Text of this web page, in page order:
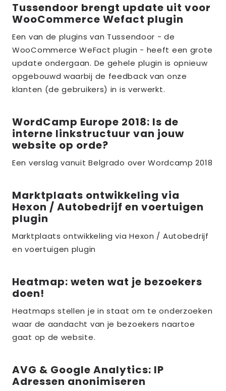
Lees
meer
over
the_title;
Tussendoor brengt update uit voor
WooCommerce Wefact plugin
Een van de plugins van Tussendoor - de
WooCommerce WeFact plugin - heeft een grote
update ondergaan. De gehele plugin is opnieuw
opgebouwd waarbij de feedback van onze
klanten (de gebruikers) in is verwerkt.
Lees
meer
over
the_title;
WordCamp Europe 2018: Is de
interne linkstructuur van jouw
website op orde?
Een verslag vanuit Belgrado over Wordcamp 2018
Lees
meer
over
the_title;
Marktplaats ontwikkeling via
Hexon / Autobedrijf en voertuigen
plugin
Marktplaats ontwikkeling via Hexon / Autobedrijf
en voertuigen plugin
Lees
meer
over
the_title;
Heatmap: weten wat je bezoekers
doen!
Heatmaps stellen je in staat om te onderzoeken
waar de aandacht van je bezoekers naartoe
gaat op de website.
Lees
meer
AVG & Google Analytics: IP
Adressen anonimiseren